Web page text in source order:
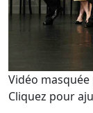
Vidéo
Cliquez pour